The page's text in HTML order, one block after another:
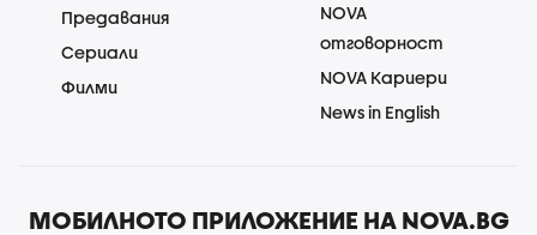
Предавания
Сериали
Филми
NOVA
отговорност
NOVA Кариери
News in English
МОБИЛНОТО ПРИЛОЖЕНИЕ НА NOVA.BG